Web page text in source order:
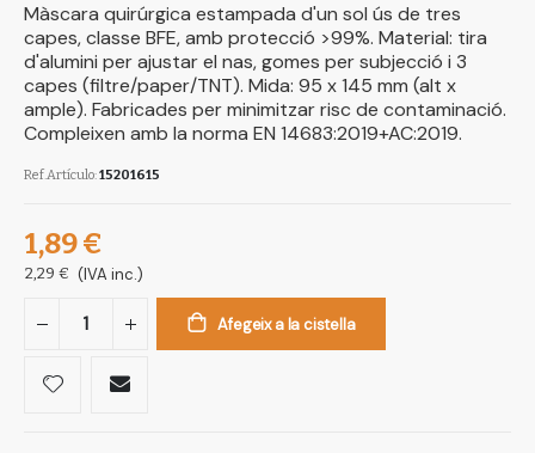
Màscara quirúrgica estampada d'un sol ús de tres
capes, classe BFE, amb protecció >99%. Material: tira
d'alumini per ajustar el nas, gomes per subjecció i 3
capes (filtre/paper/TNT). Mida: 95 x 145 mm (alt x
ample). Fabricades per minimitzar risc de contaminació.
Compleixen amb la norma EN 14683:2019+AC:2019.
Ref.Artículo 15201615
1,89 €
2,29 € (IVA inc.)
Afegeix a la cistella